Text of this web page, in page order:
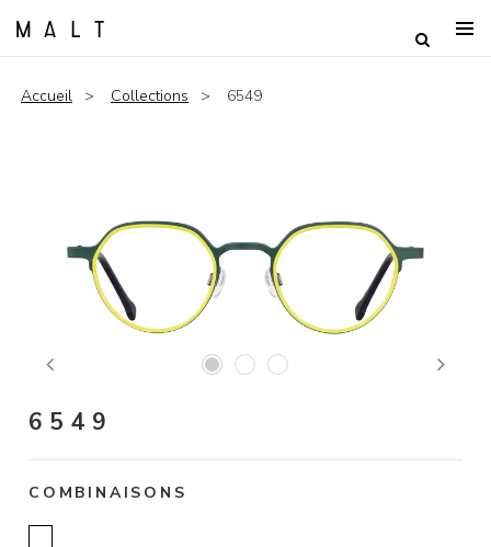
Accueil Collections 6549
Previous Next
6549
COMBINAISONS